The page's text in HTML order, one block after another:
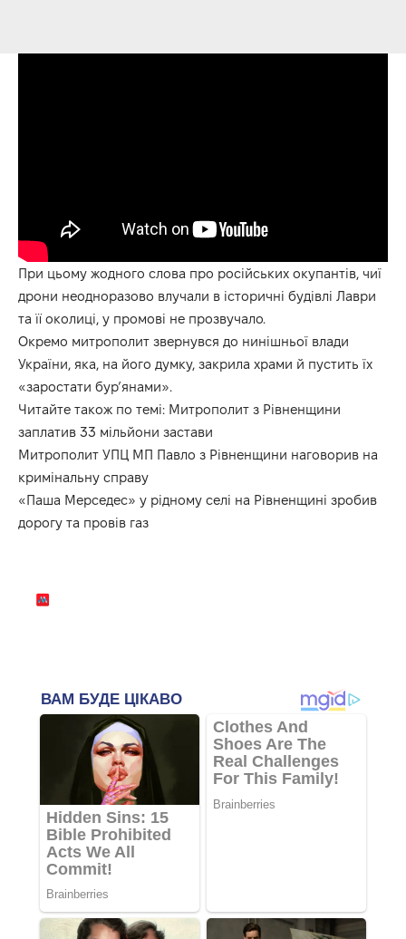
При цьому жодного слова про російських окупантів, чиї
дрони неодноразово влучали в історичні будівлі Лаври
та її околиці, у промові не прозвучало.
Окремо митрополит звернувся до нинішньої влади
України, яка, на його думку, закрила храми й пустить їх
«заростати бур’янами».
Читайте також по темі: Митрополит з Рівненщини
заплатив 33 мільйони застави
Митрополит УПЦ МП Павло з Рівненщини наговорив на
кримінальну справу
«Паша Мерседес» у рідному селі на Рівненщині зробив
дорогу та провів газ